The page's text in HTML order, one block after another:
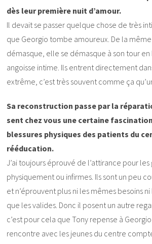
dès leur première nuit d’amour.
Il devait se passer quelque chose de très
que Georgio tombe amoureux. De la
démasque, elle se démasque à son tour en
angoisse intime. Ils entrent directement
extrême, c’est très souvent comme ça
Sa reconstruction passe par la
sent chez vous une certaine
blessures physiques des patients du
rééducation.
J’ai toujours éprouvé de l’attirance pour les
physiquement ou infirmes. Ils sont un peu
et n’éprouvent plus ni les mêmes besoins
que les valides. Donc il posent un autre
c’est pour cela que Tony repense à
rencontre avec les jeunes du centre